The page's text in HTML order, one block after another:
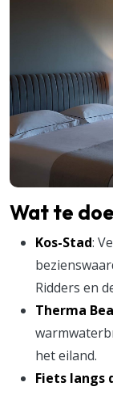
Wat te
Kos-Stad:
Ridders en
Therma
het eiland.
Fiets langs